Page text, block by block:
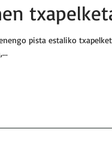
pista estaliko